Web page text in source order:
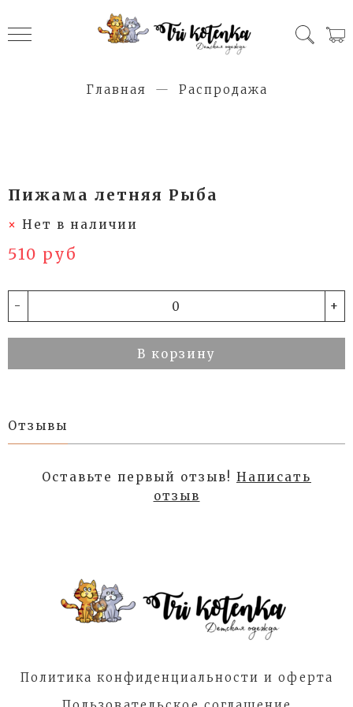
Главная Распродажа
Пижама летняя Рыба
Нет в наличии
510 руб
- +
В корзину
Отзывы
Оставьте первый отзыв! Написать
отзыв
Политика конфиденциальности и оферта